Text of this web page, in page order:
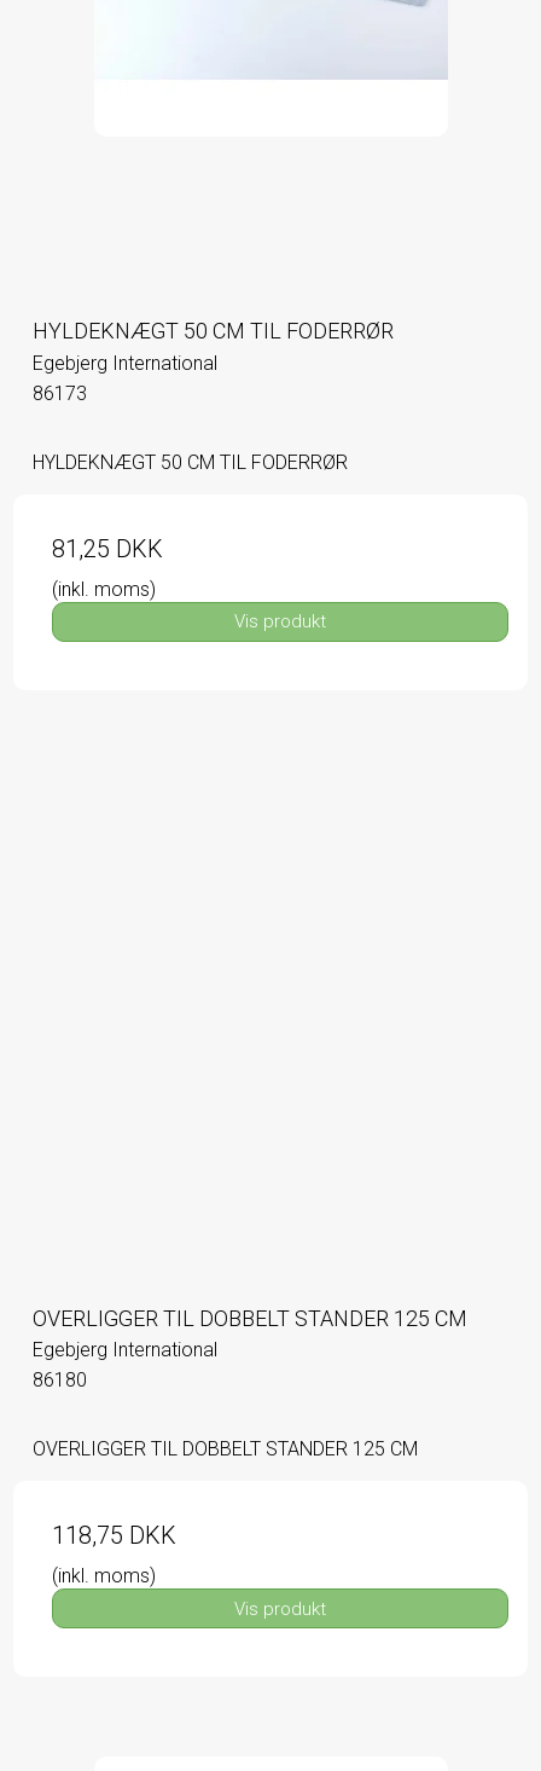
HYLDEKNÆGT 50 CM TIL FODERRØR
Egebjerg International
86173
HYLDEKNÆGT 50 CM TIL FODERRØR
81,25 DKK
(inkl. moms)
Vis produkt
OVERLIGGER TIL DOBBELT STANDER 125 CM
Egebjerg International
86180
OVERLIGGER TIL DOBBELT STANDER 125 CM
118,75 DKK
(inkl. moms)
Vis produkt